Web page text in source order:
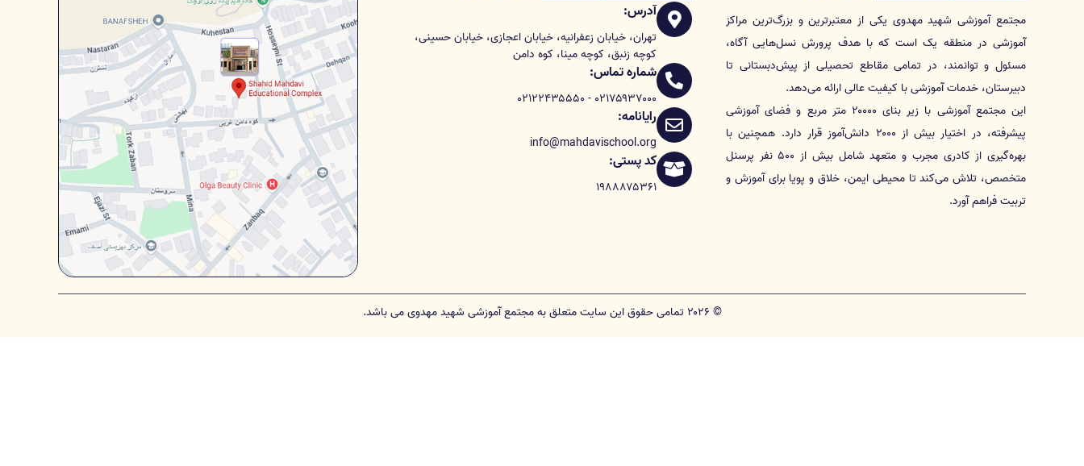
مجتمع آموزشی شهید مهدوی یکی از معتبرترین و بزرگ‌ترین مراکز
آموزشی در منطقه یک است که با هدف پرورش نسل‌هایی آگاه،
مسئول و توانمند، در تمامی مقاطع تحصیلی از پیش‌دبستانی تا
دبیرستان، خدمات آموزشی با کیفیت عالی ارائه می‌دهد.
این مجتمع آموزشی با زیر بنای ۲۰۰۰۰ متر مربع و فضای آموزشی
پیشرفته، در اختیار بیش از ۲۰۰۰ دانش‌آموز قرار دارد. همچنین با
بهره‌گیری از کادری مجرب و متعهد شامل بیش از ۵۰۰ نفر پرسنل
متخصص، تلاش می‌کند تا محیطی ایمن، خلاق و پویا برای آموزش و
تربیت فراهم آورد.
آدرس:
تهران، خیابان زعفرانیه، خیابان اعجازی، خیابان حسینی،
کوچه زنبق، کوچه مینا، کوه دامن
شماره تماس:
۰۲۱۷۵۹۳۷۰۰۰ - ۰۲۱۲۲۴۳۵۵۵۰
رایانامه:
info@mahdavischool.org
کد پستی:
۱۹۸۸۸۷۵۳۶۱
© ۲۰۲۶ تمامی حقوق این سایت متعلق به مجتمع آموزشی شهید مهدوی می باشد.